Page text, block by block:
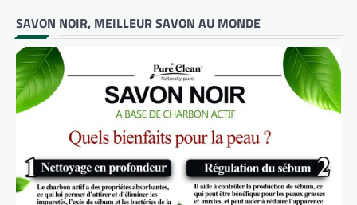
SAVON NOIR, MEILLEUR SAVON AU MONDE